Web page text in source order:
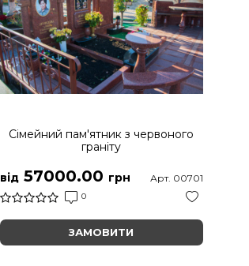
Сімейний пам'ятник з червоного
граніту
від57000.00 грн
0
Арт. 00701
ЗАМОВИТИ